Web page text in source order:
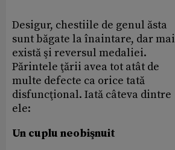
Desigur, chestiile de genul ăsta
sunt băgate la înaintare, dar mai
există şi reversul medaliei.
Părintele ţării avea tot atât de
multe defecte ca orice tată
disfuncţional. Iată câteva dintre
ele:
Un cuplu neobişnuit